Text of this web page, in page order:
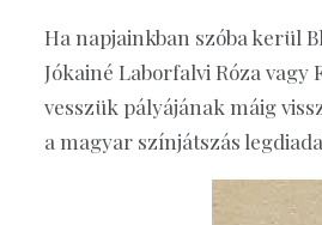
Ha napjainkban szóba kerül
Jókainé Laborfalvi Róza
vesszük pályájának máig
a magyar színjátszás